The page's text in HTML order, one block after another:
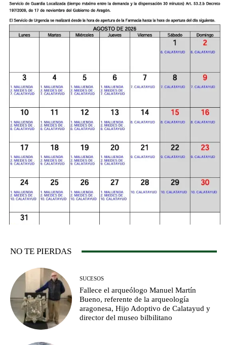
NO TE PIERDAS
SUCESOS
Fallece el arqueólogo Manuel Martín
Bueno, referente de la arqueología
aragonesa, Hijo Adoptivo de Calatayud y
director del museo bilbilitano